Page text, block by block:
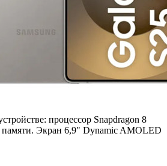
процессор Snapdragon 8
Экран 6,9" Dynamic AMOLED